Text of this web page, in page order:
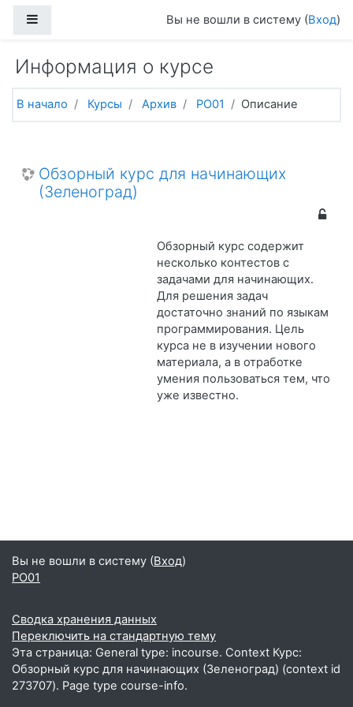
Вы не вошли в систему (Вход)
Информация о курсе
В начало Курсы Архив PO01 Описание
Обзорный курс для начинающих
(Зеленоград)
Обзорный курс содержит
несколько контестов с
задачами для начинающих.
Для решения задач
достаточно знаний по языкам
программирования. Цель
курса не в изучении нового
материала, а в отработке
умения пользоваться тем, что
уже известно.
Вы не вошли в систему (Вход)
PO01
Сводка хранения данных
Переключить на стандартную тему
Эта страница: General type: incourse. Context Курс:
Обзорный курс для начинающих (Зеленоград) (context id
273707). Page type course-info.